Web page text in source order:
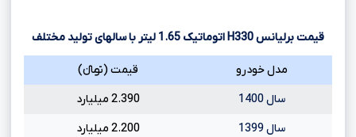
قیمت برلیانسH330اتوماتیک 1.65 لیتر با سالهای تولید مختلف
مدل خودرو
قیمت (تومانءءء)
سال 1400
2.390 میلیارد
سال 1399
2.200 میلیارد